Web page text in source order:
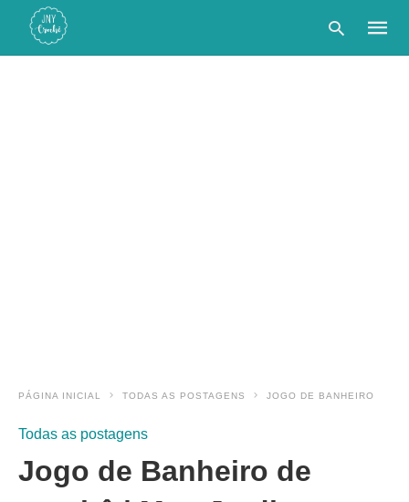
PÁGINA INICIAL TODAS AS POSTAGENS JOGO DE BANHEIRO
Todas as postagens
Jogo de Banheiro de